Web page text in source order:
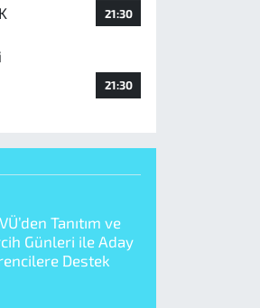
21:30
21:30
Tanıtım ve
Günleri ile Aday
Destek